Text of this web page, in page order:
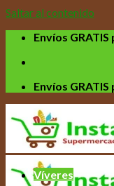
Saltar al contenido
Envíos
Envíos
Víveres